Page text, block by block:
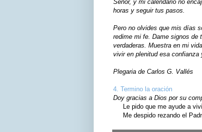
Señor, y mi calendario no
horas y seguir tus pasos.
Pero no olvides que mis días
redime mi fe. Dame signos de
verdaderas. Muestra en mi
vivir en plenitud esa confianza
Plegaria de Carlos G. Vallés
4. Termino la oración
Doy gracias a Dios por su
Le pido que me ayude a
Me despido rezando el